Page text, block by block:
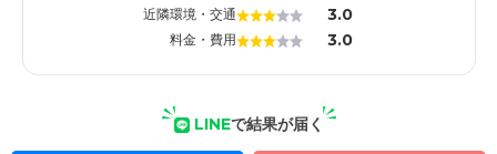
近隣環境・交通 3.0
料金・費用 3.0
LINEで結果が届く